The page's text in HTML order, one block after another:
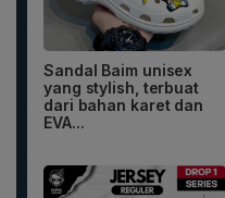
Sandal Baim unisex
yang stylish, terbuat
dari bahan karet dan
EVA...